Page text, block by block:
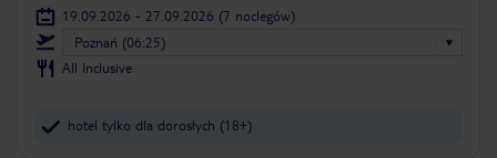
19.09.2026 - 27.09.2026 (7 noclegów)
Poznań (06:25)
All Inclusive
hotel tylko dla dorosłych (18+)